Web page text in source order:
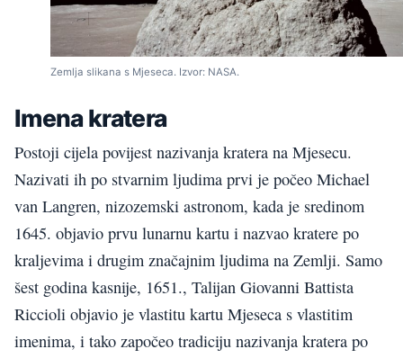
Zemlja slikana s Mjeseca. Izvor: NASA.
Imena kratera
Postoji cijela povijest nazivanja kratera na Mjesecu.
Nazivati ih po stvarnim ljudima prvi je počeo Michael
van Langren, nizozemski astronom, kada je sredinom
1645. objavio prvu lunarnu kartu i nazvao kratere po
kraljevima i drugim značajnim ljudima na Zemlji. Samo
šest godina kasnije, 1651., Talijan Giovanni Battista
Riccioli objavio je vlastitu kartu Mjeseca s vlastitim
imenima, i tako započeo tradiciju nazivanja kratera po